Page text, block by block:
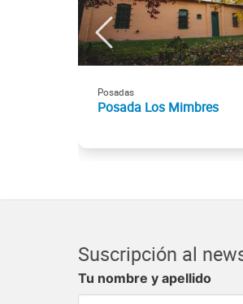
Posadas
Posada Los Mimbres
Suscripción al
Tu nombre y apellido